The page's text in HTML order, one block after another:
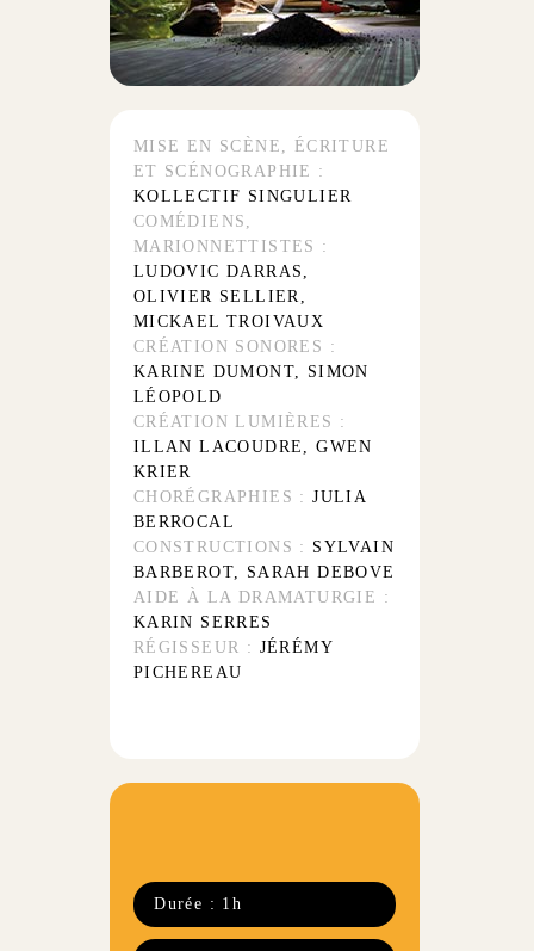
MISE EN SCÈNE, ÉCRITURE
ET SCÉNOGRAPHIE :
KOLLECTIF SINGULIER
COMÉDIENS,
MARIONNETTISTES :
LUDOVIC DARRAS,
OLIVIER SELLIER,
MICKAEL TROIVAUX
CRÉATION SONORES :
KARINE DUMONT, SIMON
LÉOPOLD
CRÉATION LUMIÈRES :
ILLAN LACOUDRE, GWEN
KRIER
CHORÉGRAPHIES : JULIA
BERROCAL
CONSTRUCTIONS : SYLVAIN
BARBEROT, SARAH DEBOVE
AIDE À LA DRAMATURGIE :
KARIN SERRES
RÉGISSEUR : JÉRÉMY
PICHEREAU
Durée : 1h